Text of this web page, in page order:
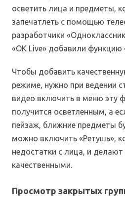
осветить лица и предметы,
запечатлеть с помощью
разработчики
«ОК Live» добавили функцию
Чтобы добавить
режиме, нужно при ведении
видео включить в меню эту
получится осветленным, а
пейзаж, ближние предметы
можно включить «Ретушь»,
недостатки с лица, и
качественными.
Просмотр закрытых